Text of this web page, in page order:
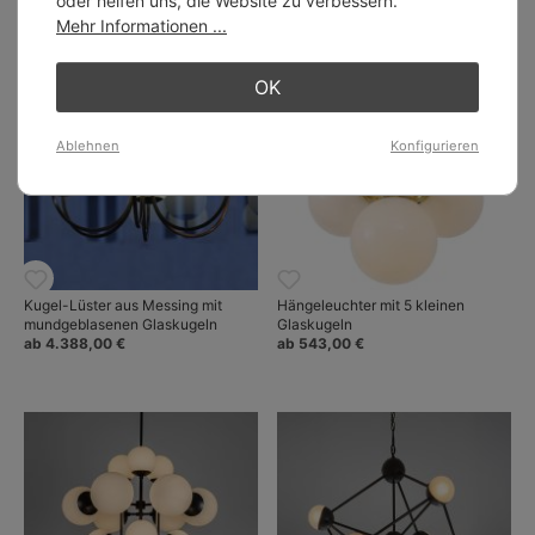
Kugel-Lüster aus Messing mit
mundgeblasenen Glaskugeln
ab 4.388,00 €
Hängeleuchter mit 5 kleinen
Glaskugeln
ab 543,00 €
Mehr Informationen ...
OK
Ablehnen Konfigurieren